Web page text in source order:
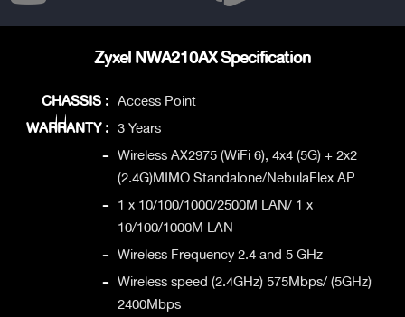
Zyxel NWA210AX Specification
CHASSIS : Access Point
WARRANTY : 3 Years
- Wireless AX2975 (WiFi 6), 4x4 (5G) + 2x2
(2.4G)MIMO Standalone/NebulaFlex AP
- 1 x 10/100/1000/2500M LAN/ 1 x
10/100/1000M LAN
- Wireless Frequency 2.4 and 5 GHz
- Wireless speed (2.4GHz) 575Mbps/ (5GHz)
2400Mbps